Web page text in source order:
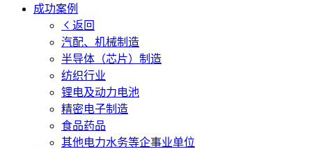
成功案例
返回
汽配、机械制造
半导体（芯片）制造
纺织行业
锂电及动力电池
精密电子制造
食品药品
其他电力水务等企事业单位